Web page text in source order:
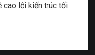
cao lối kiến trúc tối